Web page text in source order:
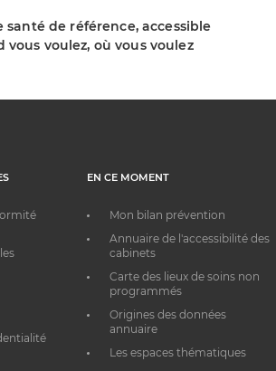
santé de référence, accessible
vous voulez, où vous voulez
EN CE MOMENT
Mon bilan prévention
Annuaire de l'accessibilité des
cabinets
Carte des lieux de soins non
programmés
Origines des données
annuaire
Les espaces thématiques